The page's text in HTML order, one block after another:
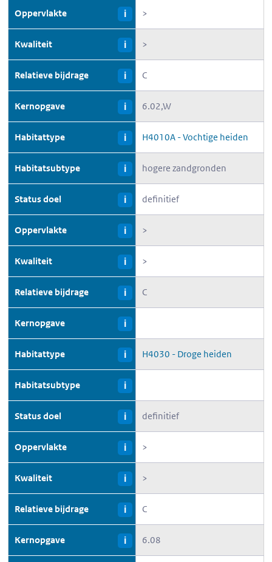
Oppervlakte i >
Kwaliteit i >
Relatieve bijdrage i C
Kernopgave i 6.02,W
Habitattype i H4010A - Vochtige heiden
Habitatsubtype i hogere zandgronden
Status doel i definitief
Oppervlakte i >
Kwaliteit i >
Relatieve bijdrage i C
Kernopgave i
Habitattype i H4030 - Droge heiden
Habitatsubtype i
Status doel i definitief
Oppervlakte i >
Kwaliteit i >
Relatieve bijdrage i C
Kernopgave i 6.08